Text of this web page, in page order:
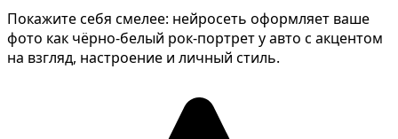
Покажите себя смелее: нейросеть оформляет ваше
фото как чёрно-белый рок-портрет у авто с акцентом
на взгляд, настроение и личный стиль.